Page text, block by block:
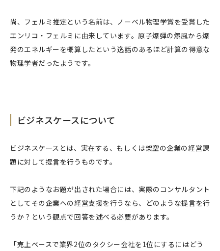
尚、フェルミ推定という名前は、ノーベル物理学賞を受賞した
エンリコ・フェルミに由来しています。原子爆弾の爆風から爆
発のエネルギーを概算したという逸話のあるほど計算の得意な
物理学者だったようです。
ビジネスケースについて
ビジネスケースとは、実在する、もしくは架空の企業の経営課
題に対して提言を行うものです。
下記のようなお題が出された場合には、実際のコンサルタント
としてその企業への経営支援を行うなら、どのような提言を行
うか？という観点で回答を述べる必要があります。
「売上ベースで業界2位のタクシー会社を1位にするにはどう